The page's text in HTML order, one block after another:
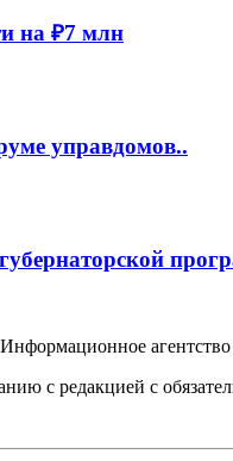
на ₽7 млн
управдомов..
с редакцией с